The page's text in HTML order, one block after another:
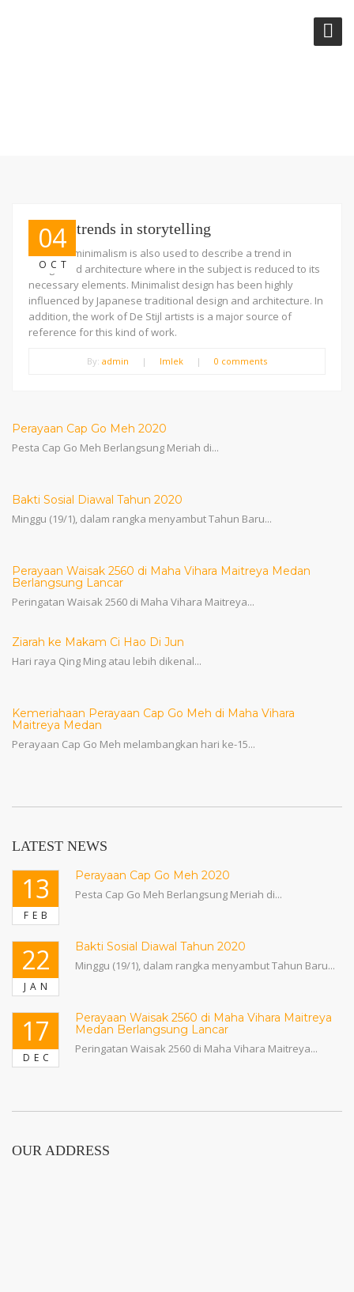
04
OCT
Recent trends in storytelling
The term minimalism is also used to describe a trend in
design and architecture where in the subject is reduced to its
necessary elements. Minimalist design has been highly
influenced by Japanese traditional design and architecture. In
addition, the work of De Stijl artists is a major source of
reference for this kind of work.
By: admin | Imlek | 0 comments
Perayaan Cap Go Meh 2020
Pesta Cap Go Meh Berlangsung Meriah di...
Bakti Sosial Diawal Tahun 2020
Minggu (19/1), dalam rangka menyambut Tahun Baru...
Perayaan Waisak 2560 di Maha Vihara Maitreya Medan
Berlangsung Lancar
Peringatan Waisak 2560 di Maha Vihara Maitreya...
Ziarah ke Makam Ci Hao Di Jun
Hari raya Qing Ming atau lebih dikenal...
Kemeriahaan Perayaan Cap Go Meh di Maha Vihara
Maitreya Medan
Perayaan Cap Go Meh melambangkan hari ke-15...
LATEST NEWS
13
FEB
Perayaan Cap Go Meh 2020
Pesta Cap Go Meh Berlangsung Meriah di...
22
JAN
Bakti Sosial Diawal Tahun 2020
Minggu (19/1), dalam rangka menyambut Tahun Baru...
17
DEC
Perayaan Waisak 2560 di Maha Vihara Maitreya
Medan Berlangsung Lancar
Peringatan Waisak 2560 di Maha Vihara Maitreya...
OUR ADDRESS